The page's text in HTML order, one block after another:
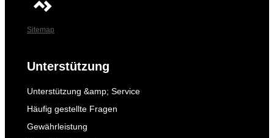
Sitemap
Unterstützung
Unterstützung &amp; Service
Häufig gestellte Fragen
Gewährleistung